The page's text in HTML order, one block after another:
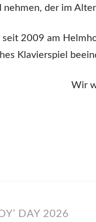
nehmen, der im
2009 am
Klavierspiel
Wir
DAY 2026